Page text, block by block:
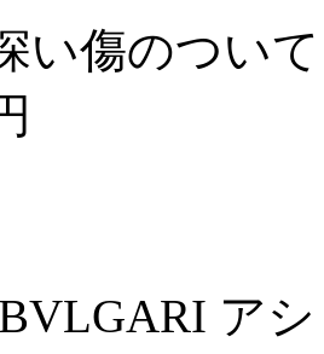
い傷のつい
ア